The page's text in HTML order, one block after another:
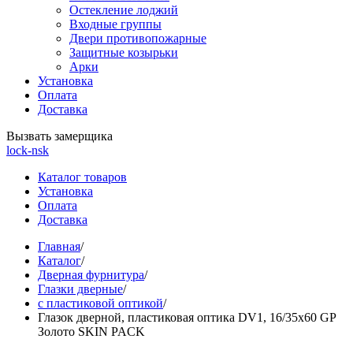
Остекление лоджий
Входные группы
Двери противопожарные
Защитные козырьки
Арки
Установка
Оплата
Доставка
Вызвать замерщика
lock-nsk
Каталог товаров
Установка
Оплата
Доставка
Главная/
Каталог/
Дверная фурнитура/
Глазки дверные/
с пластиковой оптикой/
Глазок дверной, пластиковая оптика DV1, 16/35х60 GP
Золото SKIN PACK